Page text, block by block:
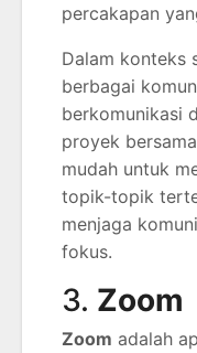
percakapan
Dalam konteks
berbagai
berkomunikasi
proyek
mudah untuk
topik-topik
menjaga
fokus.
3. Zoom
Zoom adalah